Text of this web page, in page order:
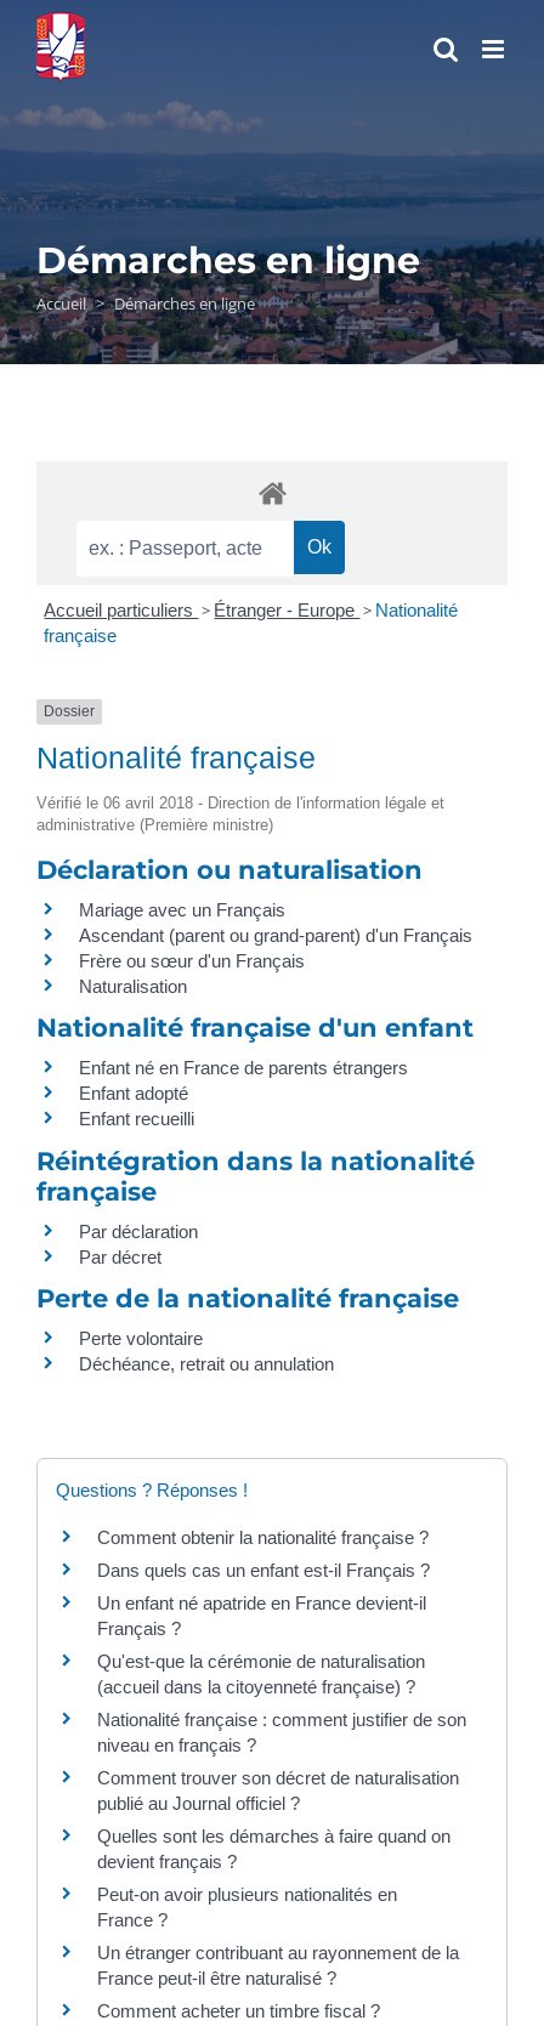
Passer
contenu
Démarches en ligne
Accueil > Démarches en ligne
Accueil particuliers > Étranger - Europe > Nationalité
française
Dossier
Nationalité française
Vérifié le 06 avril 2018 - Direction de l'information légale et
administrative (Première ministre)
Déclaration ou naturalisation
Mariage avec un Français
Ascendant (parent ou grand-parent) d'un Français
Frère ou sœur d'un Français
Naturalisation
Nationalité française d'un enfant
Enfant né en France de parents étrangers
Enfant adopté
Enfant recueilli
Réintégration dans la nationalité
française
Par déclaration
Par décret
Perte de la nationalité française
Perte volontaire
Déchéance, retrait ou annulation
Questions ? Réponses !
Comment obtenir la nationalité française ?
Dans quels cas un enfant est-il Français ?
Un enfant né apatride en France devient-il
Français ?
Qu'est-que la cérémonie de naturalisation
(accueil dans la citoyenneté française) ?
Nationalité française : comment justifier de son
niveau en français ?
Comment trouver son décret de naturalisation
publié au Journal officiel ?
Quelles sont les démarches à faire quand on
devient français ?
Peut-on avoir plusieurs nationalités en
France ?
Un étranger contribuant au rayonnement de la
France peut-il être naturalisé ?
Comment acheter un timbre fiscal ?